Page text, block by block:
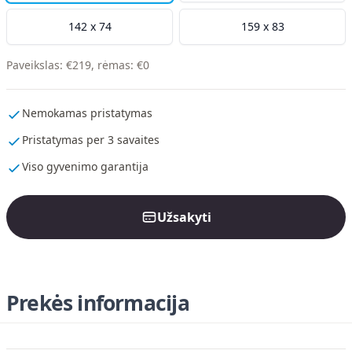
142 x 74 159 x 83
Paveikslas: €219, rėmas: €0
Nemokamas pristatymas
Pristatymas per 3 savaites
Viso gyvenimo garantija
Užsakyti
Prekės informacija